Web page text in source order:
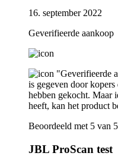
16. september 2022
Geverifieerde aankoop
"Geverifieerde
is gegeven door
hebben gekocht. Maar
heeft, kan het product
Beoordeeld met 5 van
JBL ProScan test